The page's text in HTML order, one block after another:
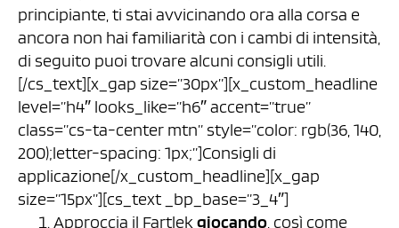
principiante, ti stai avvicinando ora alla corsa e
ancora non hai familiarità con i cambi di intensità,
di seguito puoi trovare alcuni consigli utili.
[/cs_text][x_gap size=”30px”][x_custom_headline
level=”h4″ looks_like=”h6″ accent=”true”
class=”cs-ta-center mtn” style=”color: rgb(36, 140,
200);letter-spacing: 1px;”]Consigli di
applicazione[/x_custom_headline][x_gap
size=”15px”][cs_text _bp_base=”3_4″]
Approccia il Fartlekgiocando, così come